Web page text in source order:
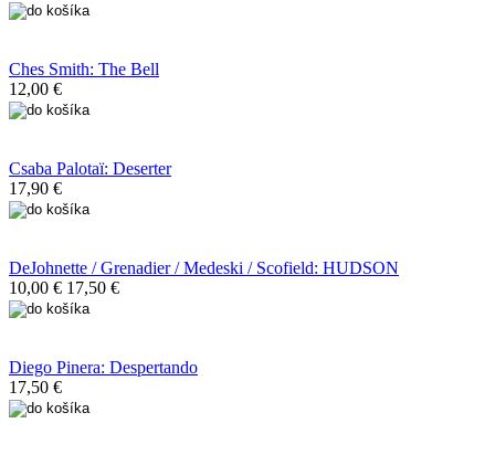
Ches Smith: The Bell
12,00 €
Csaba Palotaï: Deserter
17,90 €
DeJohnette / Grenadier / Medeski / Scofield: HUDSON
10,00 € 17,50 €
Diego Pinera: Despertando
17,50 €